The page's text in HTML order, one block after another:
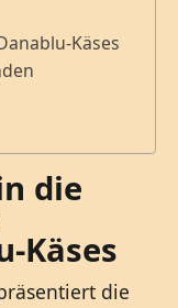
Käses
die
Käses
die